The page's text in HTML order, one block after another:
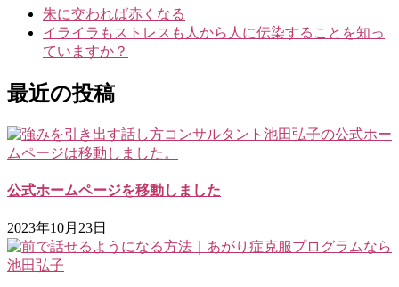
朱に交われば赤くなる
イライラもストレスも人から人に伝染することを知っ
ていますか？
最近の投稿
公式ホームページを移動しました
2023年10月23日